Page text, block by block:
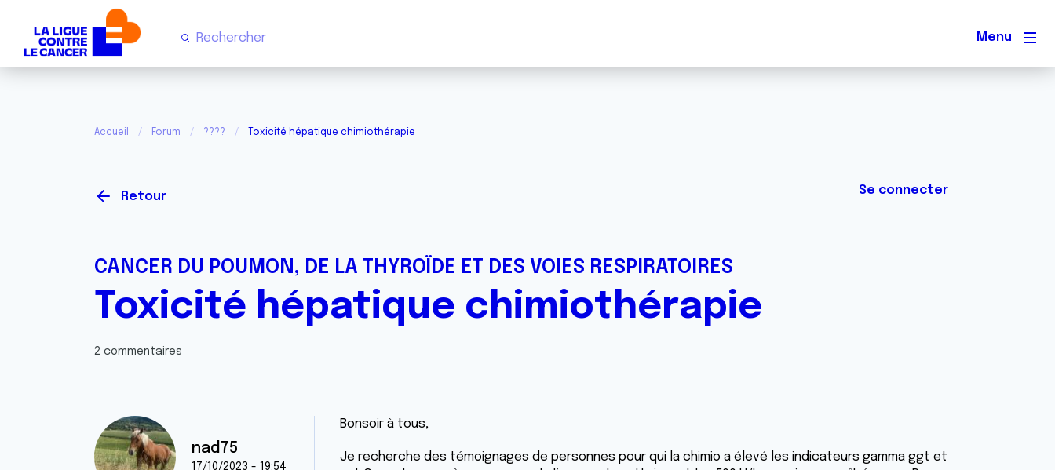
Menu
Accueil Forum ???? Toxicité hépatique chimiothérapie
Retour Se connecter
CANCER DU POUMON, DE LA THYROÏDE ET DES VOIES RESPIRATOIRES
Toxicité hépatique chimiothérapie
2 commentaires
nad75
17/10/2023 - 19:54
Bonsoir à tous,
Je recherche des témoignages de personnes pour qui la chimio a élevé les indicateurs gamma ggt et